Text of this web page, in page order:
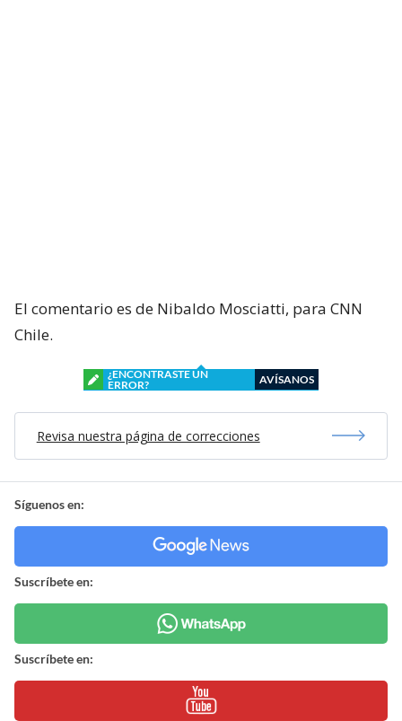
El comentario es de Nibaldo Mosciatti, para CNN
Chile.
¿ENCONTRASTE UN
ERROR?
AVÍSANOS
Revisa nuestra página de correcciones
Síguenos en:
Suscríbete en:
Suscríbete en: